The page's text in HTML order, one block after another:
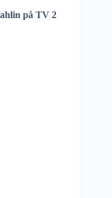
på TV 2